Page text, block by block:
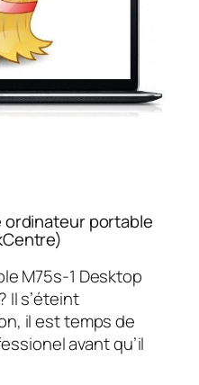
portable
M75s-1 Desktop
Il s’éteint
il est temps de
avant qu’il